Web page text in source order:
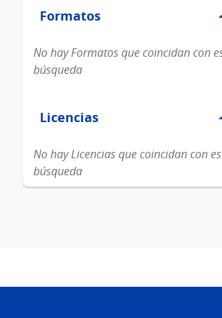
Formatos
Formatos
No hay Formatos que coincidan con
búsqueda
Licencias
Licencias
No hay Licencias que coincidan con
búsqueda